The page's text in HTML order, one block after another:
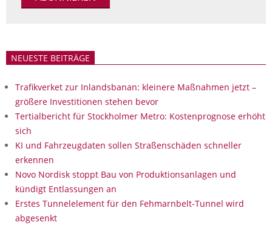
NEUESTE BEITRÄGE
Trafikverket zur Inlandsbanan: kleinere Maßnahmen jetzt –
größere Investitionen stehen bevor
Tertialbericht für Stockholmer Metro: Kostenprognose erhöht
sich
KI und Fahrzeugdaten sollen Straßenschäden schneller
erkennen
Novo Nordisk stoppt Bau von Produktionsanlagen und
kündigt Entlassungen an
Erstes Tunnelelement für den Fehmarnbelt-Tunnel wird
abgesenkt